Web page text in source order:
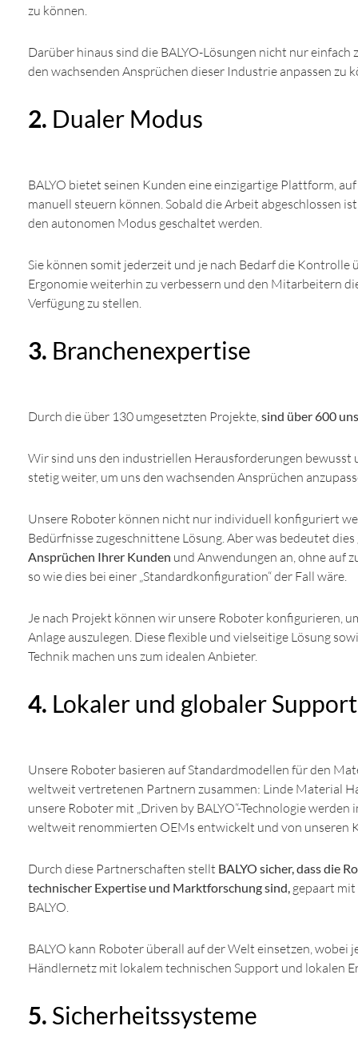
zu können.
Darüber hinaus sind die BALYO-Lösungen nicht nur
den wachsenden Ansprüchen dieser Industrie anpassen zu
2. Dualer Modus
BALYO bietet seinen Kunden eine einzigartige Plattform,
manuell steuern können. Sobald die Arbeit abgeschlossen
den autonomen Modus geschaltet werden.
Sie können somit jederzeit und je nach Bedarf die Kontrolle
Ergonomie weiterhin zu verbessern und den Mitarbeitern
Verfügung zu stellen.
3. Branchenexpertise
Durch die über 130 umgesetzten Projekte,sind über 600
Wir sind uns den industriellen Herausforderungen
stetig weiter, um uns den wachsenden Ansprüchen
Unsere Roboter können nicht nur individuell konfiguriert
Bedürfnisse zugeschnittene Lösung. Aber was bedeutet dies
Ansprüchen Ihrer Kunden und Anwendungen an, ohne auf
so wie dies bei einer „Standardkonfiguration“ der Fall wäre.
Je nach Projekt können wir unsere Roboter konfigurieren,
Anlage auszulegen. Diese flexible und vielseitige Lösung
Technik machen uns zum idealen Anbieter.
4. Lokaler und globaler Support
Unsere Roboter basieren auf Standardmodellen für den
weltweit vertretenen Partnern zusammen: Linde Material
unsere Roboter mit „Driven by BALYO“-Technologie
weltweit renommierten OEMs entwickelt und von unseren
Durch diese Partnerschaften stellt BALYO sicher, dass die
technischer Expertise und Marktforschung sind, gepaart
BALYO.
BALYO kann Roboter überall auf der Welt einsetzen, wobei
Händlernetz mit lokalem technischen Support und lokalen
5. Sicherheitssysteme